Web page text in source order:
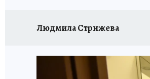
Людмила Стрижева